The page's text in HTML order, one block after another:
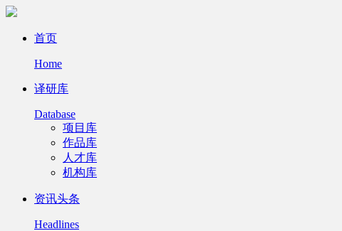
首页
Home
译研库
Database
项目库
作品库
人才库
机构库
资讯头条
Headlines